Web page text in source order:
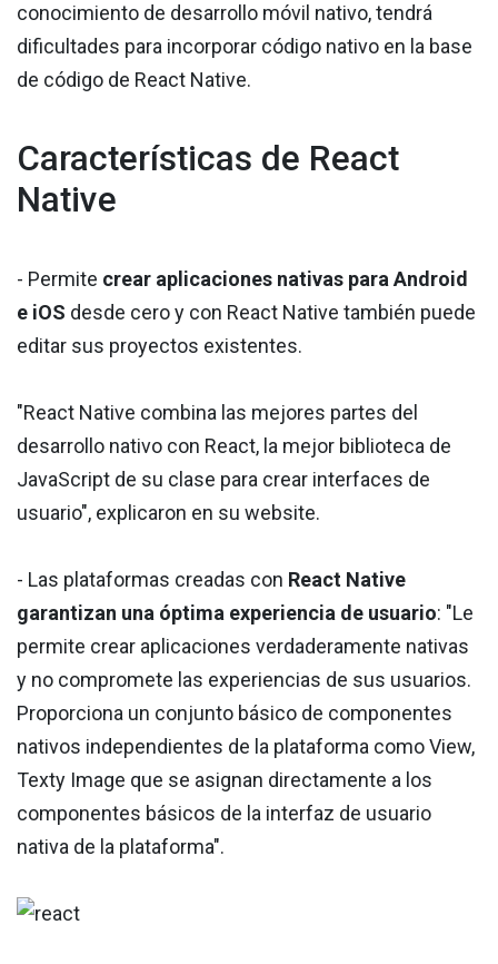
conocimiento de desarrollo móvil nativo, tendrá
dificultades para incorporar código nativo en la base
de código de React Native.
Características de React
Native
- Permite crear aplicaciones nativas para Android
e iOS desde cero y con React Native también puede
editar sus proyectos existentes.
"React Native combina las mejores partes del
desarrollo nativo con React, la mejor biblioteca de
JavaScript de su clase para crear interfaces de
usuario", explicaron en su website.
- Las plataformas creadas con React Native
garantizan una óptima experiencia de usuario: "Le
permite crear aplicaciones verdaderamente nativas
y no compromete las experiencias de sus usuarios.
Proporciona un conjunto básico de componentes
nativos independientes de la plataforma como View,
Texty Image que se asignan directamente a los
componentes básicos de la interfaz de usuario
nativa de la plataforma".